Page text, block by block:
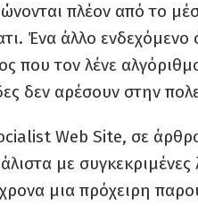
πλέον από το
Ένα άλλο ενδεχόμενο
που τον λένε
δεν αρέσουν στην
Web Site, σε
με συγκεκριμένες
μια πρόχειρη